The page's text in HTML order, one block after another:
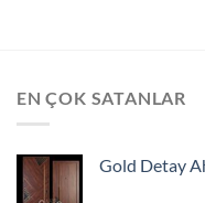
EN ÇOK SATANLAR
Gold Detay